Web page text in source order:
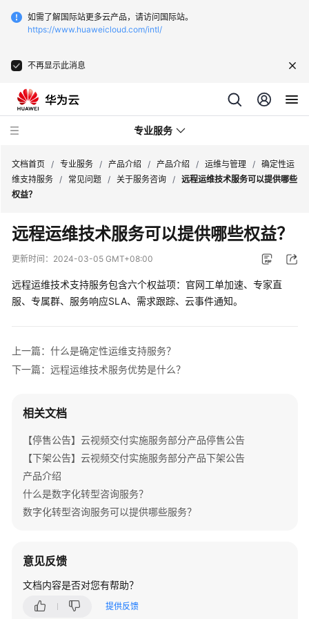
如需了解国际站更多云产品，请访问国际站。
https://www.huaweicloud.com/intl/
不再显示此消息
专业服务
务
公
告
产
品
品
绍
咨
询
与
划
与
实
施
文档首页 / 专业服务 / 产品介绍 / 产品介绍 / 运维与管理 / 确定性运
维支持服务 / 常见问题 / 关于服务咨询 / 远程运维技术服务可以提供哪些
权益？
远程运维技术服务可以提供哪些权益？
更新时间： 2024-03-05 GMT+08:00
远程运维技术支持服务包含六个权益项：官网工单加速、专家直
服、专属群、服务响应SLA、需求跟踪、云事件通知。
上一篇：什么是确定性运维支持服务？
下一篇：远程运维技术服务优势是什么？
相关文档
【停售公告】云视频交付实施服务部分产品停售公告
【下架公告】云视频交付实施服务部分产品下架公告
产品介绍
什么是数字化转型咨询服务？
数字化转型咨询服务可以提供哪些服务？
意见反馈
文档内容是否对您有帮助？
提供反馈